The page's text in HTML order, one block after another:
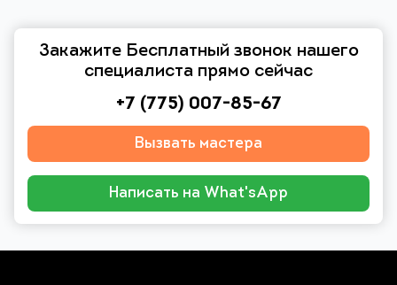
Закажите Бесплатный звонок нашего
специалиста прямо сейчас
+7 (775) 007-85-67
Вызвать мастера
Написать на What'sApp